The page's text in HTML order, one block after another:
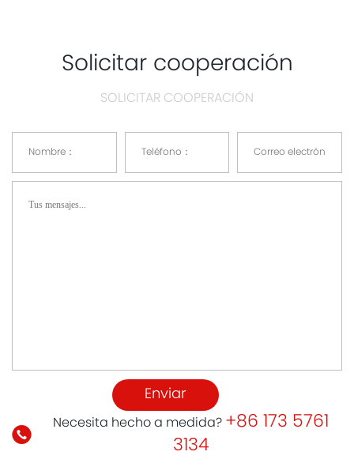
Solicitar cooperación
SOLICITAR COOPERACIÓN
Enviar
Necesita hecho a medida?+86 173 5761
3134